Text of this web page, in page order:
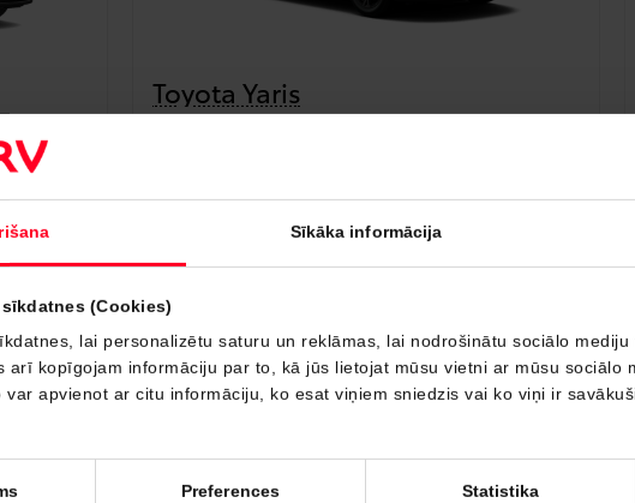
Sīkāka informācija
(Cookies)
lai personalizētu saturu un reklāmas, lai nodrošinātu sociālo mediju
arī kopīgojam informāciju par to, kā jūs lietojat mūsu vietni ar mūsu sociālo
apvienot ar citu informāciju, ko esat viņiem sniedzis vai ko viņi ir
Preferences Statistika
D-4D
Toyota Yaris
Yaris Hybrid 5d Hatchback 1.5 Hybrid 115 (116 hp) e-CVT
Saņemt informāciju Pievienot salīdzināšanai
Noliktavā Noliktavā